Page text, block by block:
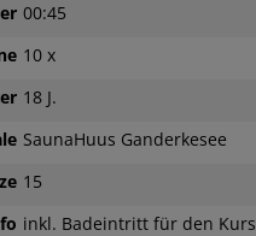
00:45
10 x
18 J.
SaunaHuus Ganderkesee
15
inkl. Badeintritt für den Kurs